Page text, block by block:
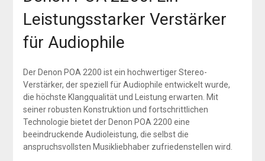
Leistungsstarker Verstärker
für Audiophile
Der Denon POA 2200 ist ein hochwertiger Stereo-
Verstärker, der speziell für Audiophile entwickelt wurde,
die höchste Klangqualität und Leistung erwarten. Mit
seiner robusten Konstruktion und fortschrittlichen
Technologie bietet der Denon POA 2200 eine
beeindruckende Audioleistung, die selbst die
anspruchsvollsten Musikliebhaber zufriedenstellen wird.